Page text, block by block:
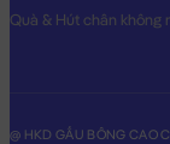
Quà & Hút chân
@ HKD GẤU BÔNG CAO